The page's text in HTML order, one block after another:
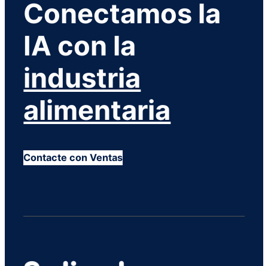
Conectamos la
IA con la
industria
alimentaria
Contacte con Ventas